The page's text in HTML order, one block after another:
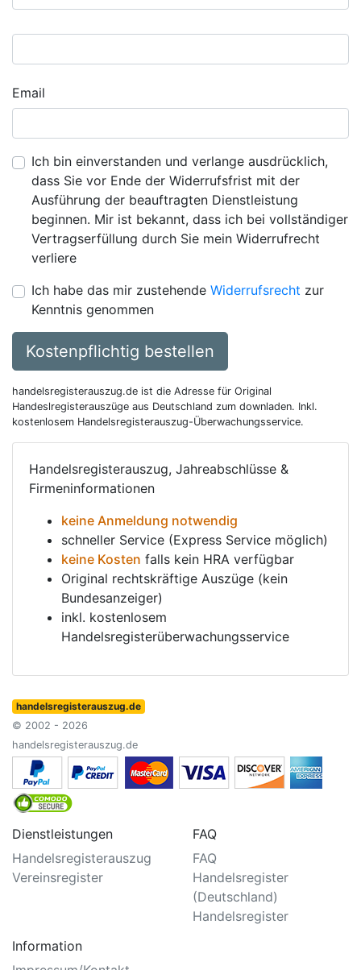
Email
Ich bin einverstanden und verlange ausdrücklich,
dass Sie vor Ende der Widerrufsfrist mit der
Ausführung der beauftragten Dienstleistung
beginnen. Mir ist bekannt, dass ich bei vollständiger
Vertragserfüllung durch Sie mein Widerrufrecht
verliere
Ich habe das mir zustehende Widerrufsrecht zur
Kenntnis genommen
Kostenpflichtig bestellen
handelsregisterauszug.de ist die Adresse für Original
Handeslregisterauszüge aus Deutschland zum downladen. Inkl.
kostenlosem Handelsregisterauszug-Überwachungsservice.
Handelsregisterauszug, Jahreabschlüsse &
Firmeninformationen
keine Anmeldung notwendig
schneller Service (Express Service möglich)
keine Kosten falls kein HRA verfügbar
Original rechtskräftige Auszüge (kein
Bundesanzeiger)
inkl. kostenlosem
Handelsregisterüberwachungsservice
handelsregisterauszug.de
© 2002 - 2026
handelsregisterauszug.de
Dienstleistungen
Handelsregisterauszug
Vereinsregister
FAQ
FAQ
Handelsregister
(Deutschland)
Handelsregister
Information